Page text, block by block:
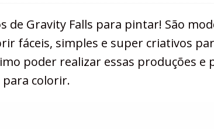
de Gravity Falls para pintar! São
fáceis, simples e super criativos
poder realizar essas produções e
colorir.